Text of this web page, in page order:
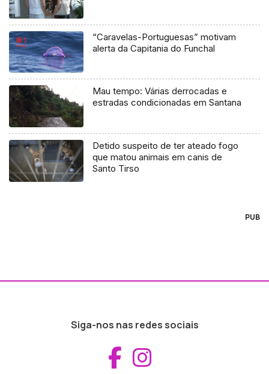
“Caravelas-Portuguesas” motivam
alerta da Capitania do Funchal
Mau tempo: Várias derrocadas e
estradas condicionadas em Santana
Detido suspeito de ter ateado fogo
que matou animais em canis de
Santo Tirso
PUB
Siga-nos nas redes sociais
Aceder ao